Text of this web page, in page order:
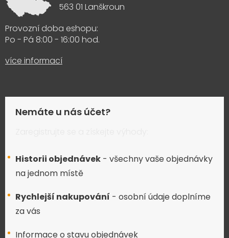
563 01 Lanškroun
Provozní doba eshopu:
Po - Pá 8:00 - 16:00 hod.
více informací
Nemáte u nás účet?
Historii objednávek - všechny vaše objednávky
na jednom místě
Rychlejší nakupování - osobní údaje doplníme
za vás
Informace o stavu objednávek